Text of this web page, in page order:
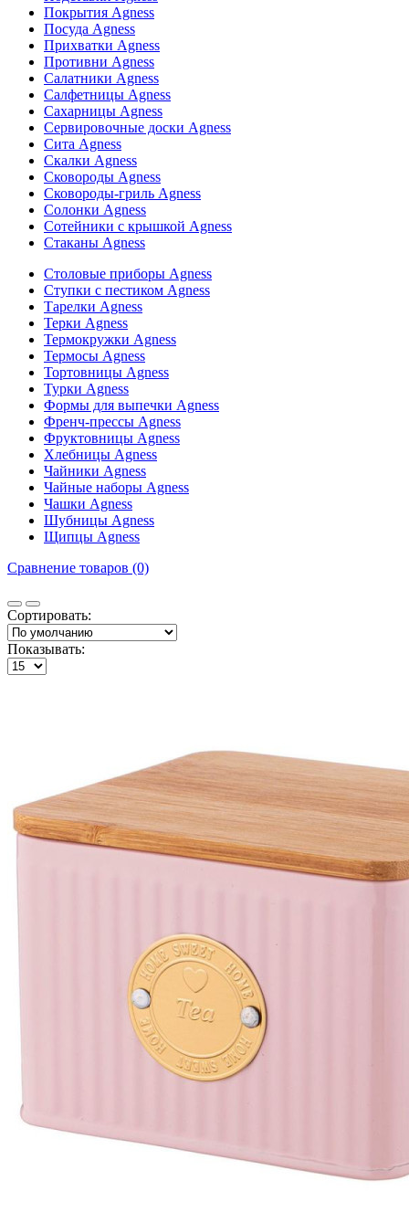
Покрытия Agness
Посуда Agness
Прихватки Agness
Противни Agness
Салатники Agness
Салфетницы Agness
Сахарницы Agness
Сервировочные доски Agness
Сита Agness
Скалки Agness
Сковороды Agness
Сковороды-гриль Agness
Солонки Agness
Сотейники с крышкой Agness
Стаканы Agness
Столовые приборы Agness
Ступки с пестиком Agness
Тарелки Agness
Терки Agness
Термокружки Agness
Термосы Agness
Тортовницы Agness
Турки Agness
Формы для выпечки Agness
Френч-прессы Agness
Фруктовницы Agness
Хлебницы Agness
Чайники Agness
Чайные наборы Agness
Чашки Agness
Шубницы Agness
Щипцы Agness
Сравнение товаров (0)
Сортировать:
Показывать: